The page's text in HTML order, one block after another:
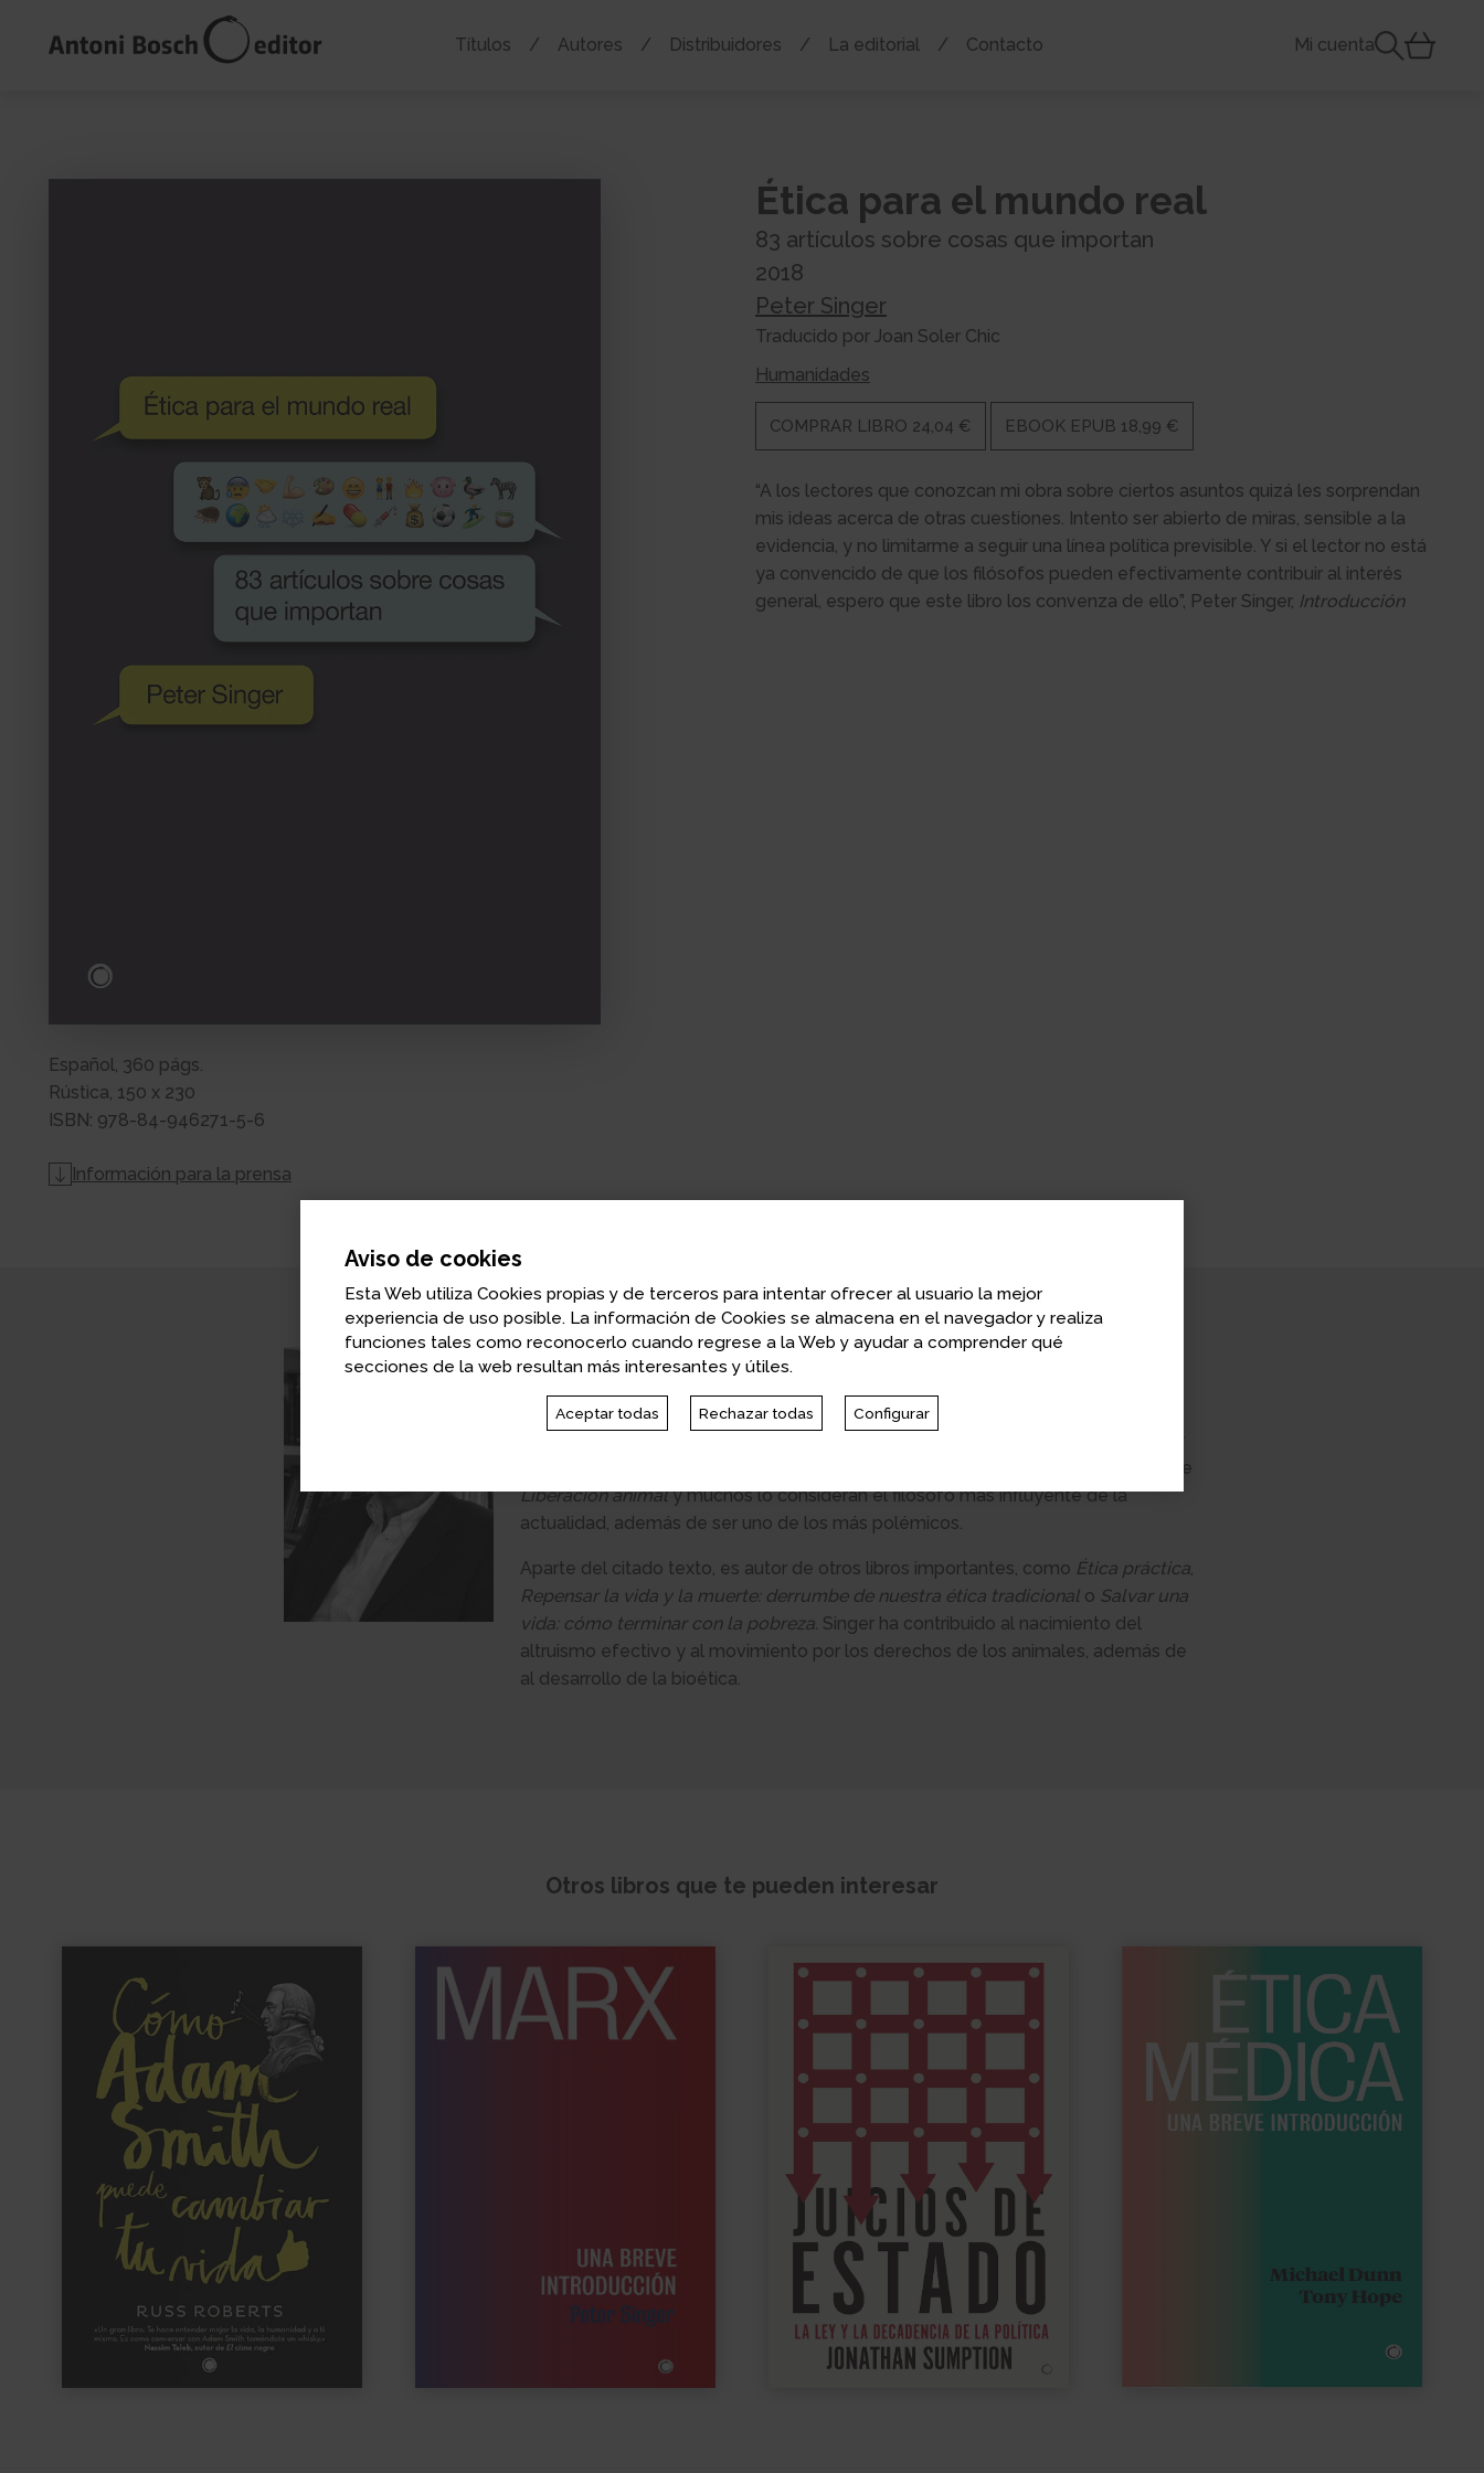
Títulos Autores Distribuidores La editorial Contacto Mi cuenta
Español, 360 págs.
Rústica, 150 x 230
ISBN: 978-84-946271-5-6
Información para la prensa
Ética para el mundo real
83 artículos sobre cosas que importan
2018
Peter Singer
Traducido por Joan Soler Chic
Humanidades
COMPRAR LIBRO 24,04 € EBOOK EPUB 18,99 €
“A los lectores que conozcan mi obra sobre ciertos asuntos quizá les sorprendan
mis ideas acerca de otras cuestiones. Intento ser abierto de miras, sensible a la
evidencia, y no limitarme a seguir una línea política previsible. Y si el lector no está
ya convencido de que los filósofos pueden efectivamente contribuir al interés
general, espero que este libro los convenza de ello”, Peter Singer, Introducción
Peter Singer
Catedrático de Bioética en Princeton University
of Melbourne. Se dio a conocer internacionalmente en 1975 con la publicación de
Liberación animaly muchos lo consideran el filósofo más influyente de la
actualidad, además de ser uno de los más polémicos.
Aparte del citado texto, es autor de otros libros importantes, como Ética práctica,
Repensar la vida y la muerte: derrumbe de nuestra ética tradicionalo Salvar una
vida: cómo terminar con la pobreza. Singer ha contribuido al nacimiento del
altruismo efectivo y al movimiento por los derechos de los animales, además de
al desarrollo de la bioética.
Otros libros que te pueden interesar
Aviso de cookies
Esta Web utiliza Cookies propias y de terceros para intentar ofrecer al usuario la mejor
experiencia de uso posible. La información de Cookies se almacena en el navegador y realiza
funciones tales como reconocerlo cuando regrese a la Web y ayudar a comprender qué
secciones de la web resultan más interesantes y útiles.
Aceptar todas Rechazar todas Configurar